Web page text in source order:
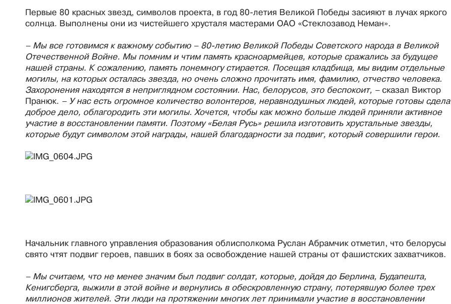
Первые 80 красных звезд, символов проекта, в год 80-летия Великой Победы засияют в лучах яркого
солнца. Выполнены они из чистейшего хрусталя мастерами ОАО «Стеклозавод Неман».
– Мы все готовимся к важному событию – 80-летию Великой Победы Советского народа в Великой
Отечественной Войне. Мы помним и чтим память красноармейцев, которые сражались за будущее
нашей страны. К сожалению, память понемногу стирается. Посещая кладбища, мы видим отдельные
могилы, на которых осталась звезда, но очень сложно прочитать имя, фамилию, отчество человека.
Захоронения находятся в неприглядном состоянии. Нас, белорусов, это беспокоит, – сказал Виктор
Пранюк. – У нас есть огромное количество волонтеров, неравнодушных людей, которые готовы
доброе дело, облагородить эти могилы. Хочется, чтобы как можно больше людей приняли активное
участие в восстановлении памяти. Поэтому «Белая Русь» решила изготовить хрустальные звезды,
которые будут символом этой награды, нашей благодарности за подвиг, который совершили герои.
Начальник главного управления образования облисполкома Руслан Абрамчик отметил, что белорусы
свято чтят подвиг героев, павших в боях за освобождение нашей страны от фашистских захватчиков.
– Мы считаем, что не менее значим был подвиг солдат, которые, дойдя до Берлина, Будапешта,
Кенигсберга, выжили в этой войне и вернулись в обескровленную страну, потерявшую более трех
миллионов жителей. Эти люди на протяжении многих лет принимали участие в восстановлении